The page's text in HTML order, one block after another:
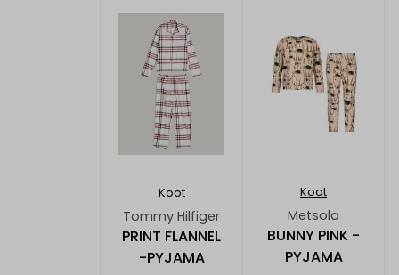
Koot
Tommy Hilfiger
PRINT FLANNEL
-PYJAMA
Koot
Metsola
BUNNY PINK -
PYJAMA